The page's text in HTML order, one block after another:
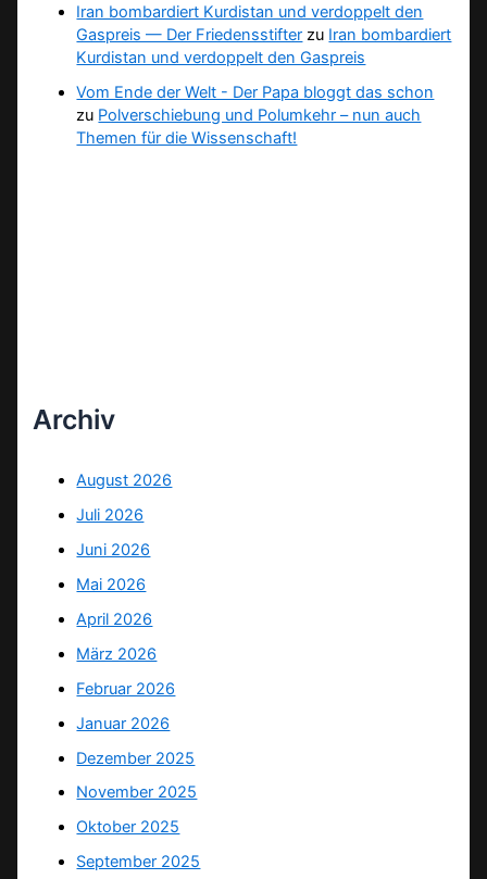
Iran bombardiert Kurdistan und verdoppelt den
Gaspreis — Der Friedensstifter zu Iran bombardiert
Kurdistan und verdoppelt den Gaspreis
Vom Ende der Welt - Der Papa bloggt das schon
zu Polverschiebung und Polumkehr – nun auch
Themen für die Wissenschaft!
Archiv
August 2026
Juli 2026
Juni 2026
Mai 2026
April 2026
März 2026
Februar 2026
Januar 2026
Dezember 2025
November 2025
Oktober 2025
September 2025